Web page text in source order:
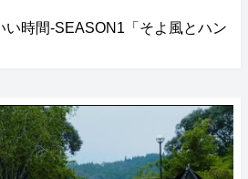
い時間‐SEASON1「そよ風とハン